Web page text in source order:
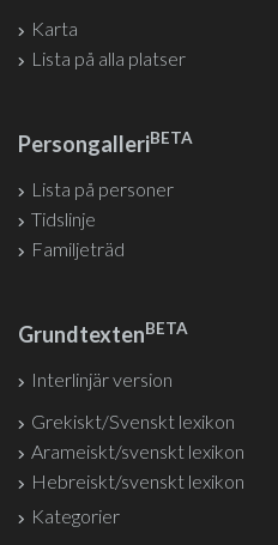
Karta
Lista på alla platser
PersongalleriBETA
Lista på personer
Tidslinje
Familjeträd
GrundtextenBETA
Interlinjär version
Grekiskt/Svenskt lexikon
Arameiskt/svenskt lexikon
Hebreiskt/svenskt lexikon
Kategorier